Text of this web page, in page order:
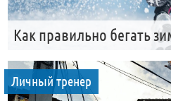
Как правильно бегать
Личный тренер